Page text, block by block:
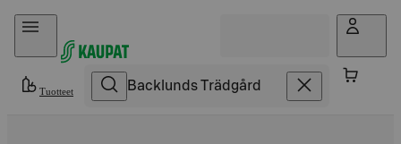
Hyppää sisältöön
Tuotteet